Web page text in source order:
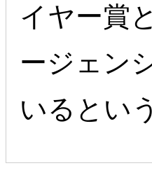
イヤー賞
ージェン
いるとい